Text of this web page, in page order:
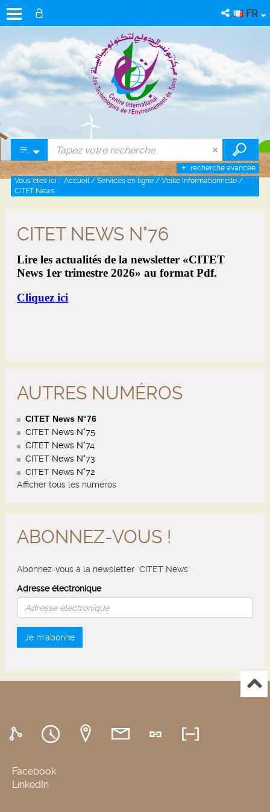
FR
recherche avancée
Vous êtes ici : Accueil / Services en ligne / Veille Informationnelle /
CITET News
CITET NEWS N°76
AUTRES NUMÉROS
CITET News N°76
CITET News N°75
CITET News N°74
CITET News N°73
CITET News N°72
Afficher tous les numéros
ABONNEZ-VOUS !
Abonnez-vous à la newsletter "CITET News"
Adresse électronique
Je m'abonne
Facebook
LinkedIn